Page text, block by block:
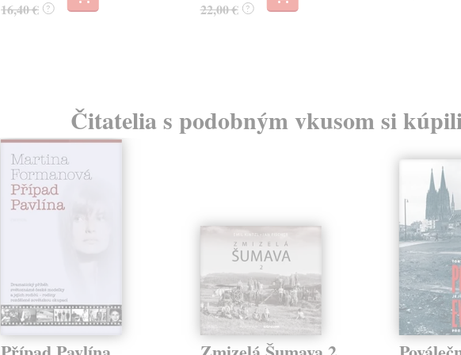
16,40 € ? 22,00 € ?
Čitatelia s podobným vkusom si